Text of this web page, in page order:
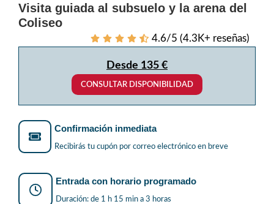
Visita guiada al subsuelo y la arena del
Coliseo
4.6/5 (4.3K+ reseñas)
Desde 135 €
CONSULTAR DISPONIBILIDAD
Confirmación inmediata
Recibirás tu cupón por correo electrónico en breve
Entrada con horario programado
Duración: de 1 h 15 min a 3 horas